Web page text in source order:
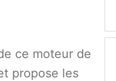
ce moteur de
propose les